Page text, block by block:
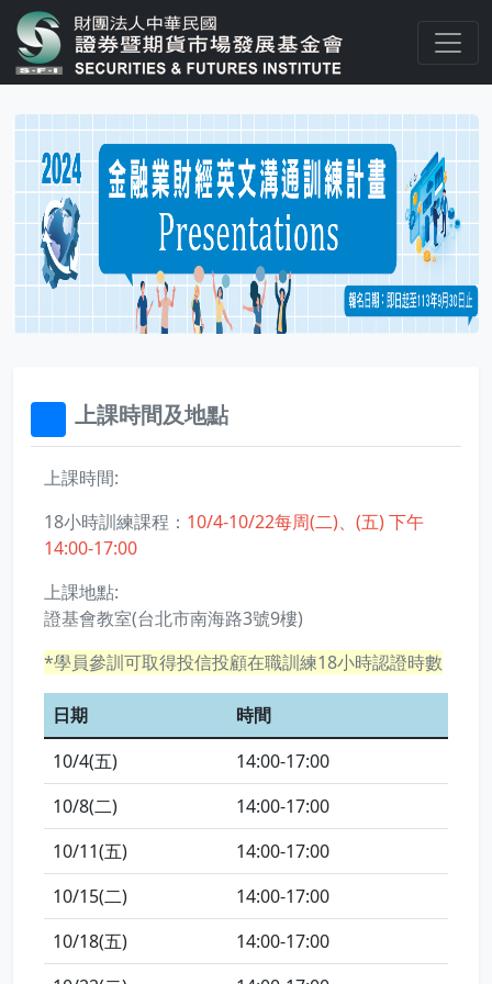
32x32
上課時間及地點
上課時間:
18小時訓練課程： 10/4-10/22每周(二)、(五) 下午
14:00-17:00
上課地點:
證基會教室(台北市南海路3號9樓)
*學員參訓可取得投信投顧在職訓練18小時認證時數
日期
時間
10/4(五)
14:00-17:00
10/8(二)
14:00-17:00
10/11(五)
14:00-17:00
10/15(二)
14:00-17:00
10/18(五)
14:00-17:00